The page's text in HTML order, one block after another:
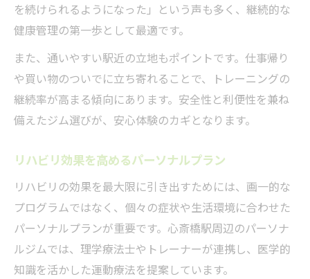
専門知識豊富なトレーナー選びの重要性
安心して続けるためのカウンセリング活用
法
専門家の指導で叶える健康管理術とは
パーソナルトレーニングで専門家の健康指
導
心斎橋駅周辺で受ける専門的な指導の魅力
オーダーメイド指導で体質改善を目指す方
法
パーソナルトレーナー活用の健康維持ポイ
ント
を続けられるようになった」という声も多く、継続的な
健康管理の第一歩として最適です。
また、通いやすい駅近の立地もポイントです。仕事帰り
や買い物のついでに立ち寄れることで、トレーニングの
継続率が高まる傾向にあります。安全性と利便性を兼ね
備えたジム選びが、安心体験のカギとなります。
リハビリ効果を高めるパーソナルプラン
リハビリの効果を最大限に引き出すためには、画一的な
プログラムではなく、個々の症状や生活環境に合わせた
パーソナルプランが重要です。心斎橋駅周辺のパーソナ
ルジムでは、理学療法士やトレーナーが連携し、医学的
知識を活かした運動療法を提案しています。